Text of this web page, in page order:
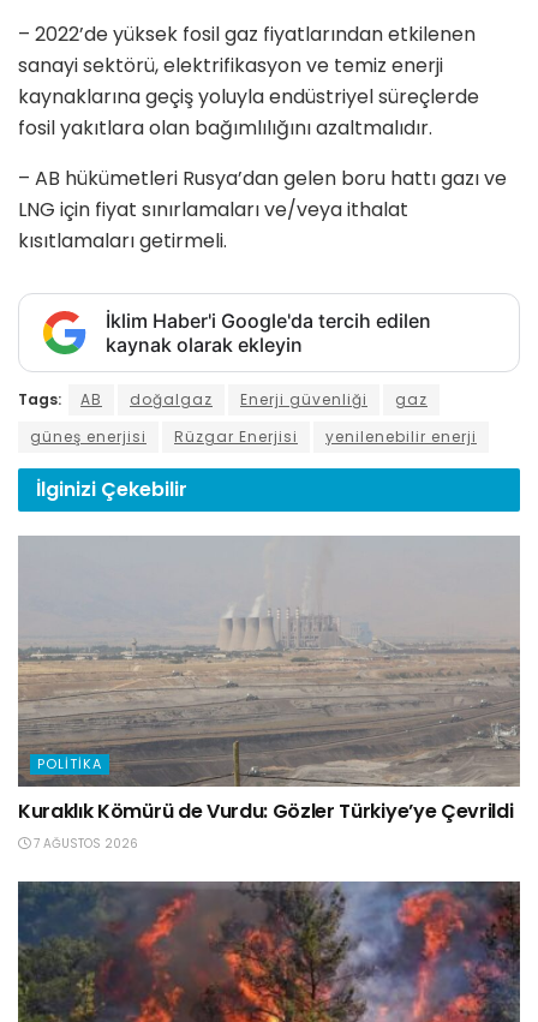
– 2022’de yüksek fosil gaz fiyatlarından etkilenen
sanayi sektörü, elektrifikasyon ve temiz enerji
kaynaklarına geçiş yoluyla endüstriyel süreçlerde
fosil yakıtlara olan bağımlılığını azaltmalıdır.
– AB hükümetleri Rusya’dan gelen boru hattı gazı ve
LNG için fiyat sınırlamaları ve/veya ithalat
kısıtlamaları getirmeli.
İklim Haber'i Google'da tercih edilen
kaynak olarak ekleyin
Tags: AB doğalgaz Enerji güvenliği
gaz
güneş enerjisi
Rüzgar Enerjisi yenilenebilir enerji
İlginizi Çekebilir
POLITIKA
Kuraklık Kömürü de Vurdu: Gözler Türkiye’ye Çevrildi
7 AĞUSTOS 2026